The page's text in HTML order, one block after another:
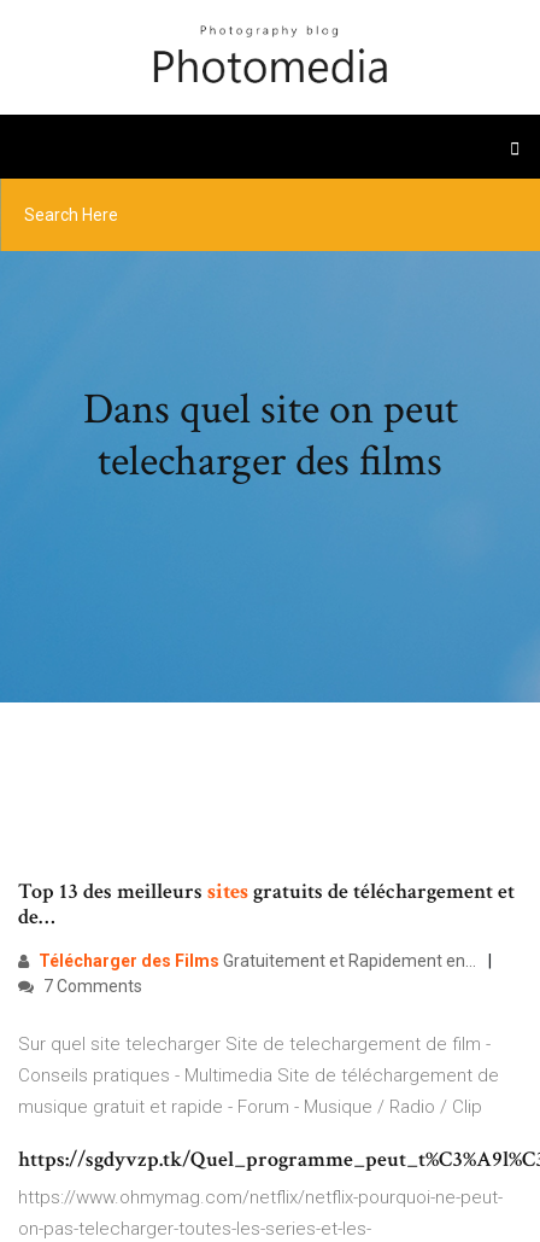
Dans quel site on peut
telecharger des films
Top 13 des meilleurs sitesgratuits de téléchargement et
de…
Télécharger des Films Gratuitement et Rapidement en…
7 Comments
Sur quel site telecharger Site de telechargement de film -
Conseils pratiques - Multimedia Site de téléchargement de
musique gratuit et rapide - Forum - Musique / Radio / Clip
https://sgdyvzp.tk/
https://www.ohmymag.com/netflix/netflix-pourquoi-ne-peut-
on-pas-telecharger-toutes-les-series-et-les-